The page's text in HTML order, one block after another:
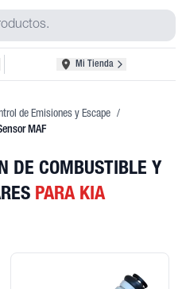
Mi Tienda
de Emisiones y Escape /
MAF
DE COMBUSTIBLE Y
PARA KIA